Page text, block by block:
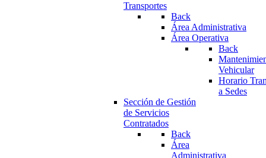
Transportes
Back
Área Administrativa
Área Operativa
Back
Vehicular
Horario
a Sedes
Sección de Gestión
de Servicios
Contratados
Back
Área
Administrativa